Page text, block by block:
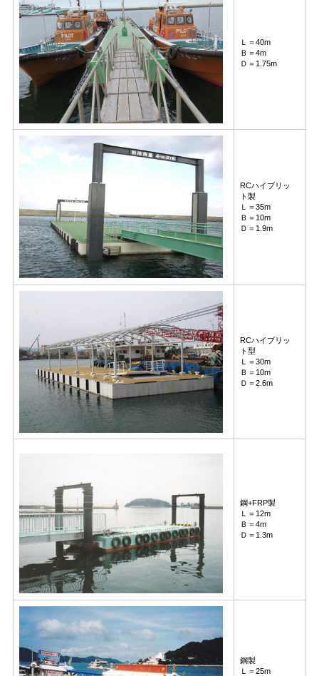
Ｌ＝40m
Ｂ＝4m
Ｄ＝1.75m
RCハイブリッ
ト製
Ｌ＝35m
Ｂ＝10m
Ｄ＝1.9m
RCハイブリッ
ト型
Ｌ＝30m
Ｂ＝10m
Ｄ＝2.6m
鋼+FRP製
Ｌ＝12m
Ｂ＝4m
Ｄ＝1.3m
鋼製
Ｌ＝25m